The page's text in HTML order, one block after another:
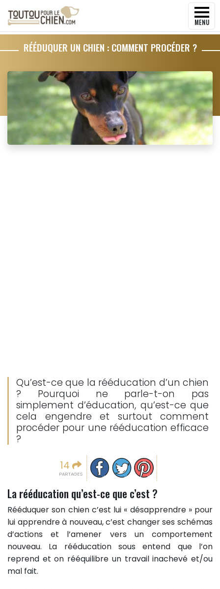
MENU
RÉÉDUQUER UN CHIEN : COMMENT PROCÉDER ?
Qu’est-ce que la rééducation d’un chien
? Pourquoi ne parle-t-on pas
simplement d’éducation, qu’est-ce que
cela engendre et surtout comment
procéder pour une rééducation efficace
?
14
PARTAGES
Partager sur facebook
Partager sur Twitter
Epingler sur Pinterest
La rééducation qu’est-ce que c’est ?
Rééduquer son chien c’est lui « désapprendre » pour
lui apprendre à nouveau, c’est changer ses schémas
d’actions et l’amener vers un comportement
nouveau. La rééducation sous entend que l’on
reprend et on rééquilibre un travail inachevé et/ou
mal fait.